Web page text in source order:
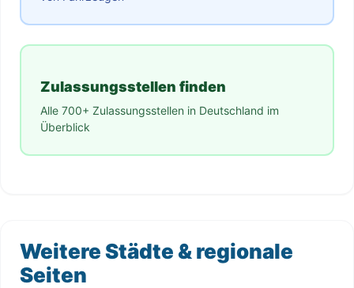
Zulassungsstellen finden
Alle 700+ Zulassungsstellen in Deutschland im
Überblick
Weitere Städte & regionale
Seiten